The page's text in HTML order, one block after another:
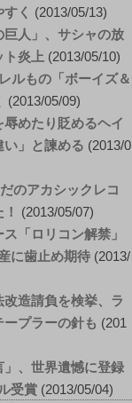
く
2013/05/13
巨人」、サシャの放
ト炎上
2013/05/10
ルもの「ボーイズ＆
2013/05/09
めたり貶めるヘイ
い」と諫める
2013/0
のアカシックレコ
2013/05/07
「ロリコン解禁」
に歯止め期待 2013/
造請負を検挙、ラ
プラーの針も
201
」、世界遺憾に登録
受賞 2013/05/04